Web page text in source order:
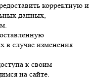
корректную и
данных,
случае изменения
к своим
на сайте.